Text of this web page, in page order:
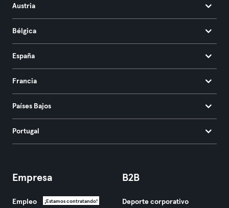
Austria
Bélgica
España
Francia
Países Bajos
Portugal
Empresa
Empleo ¡Estamos contratando!
B2B
Deporte corporativo